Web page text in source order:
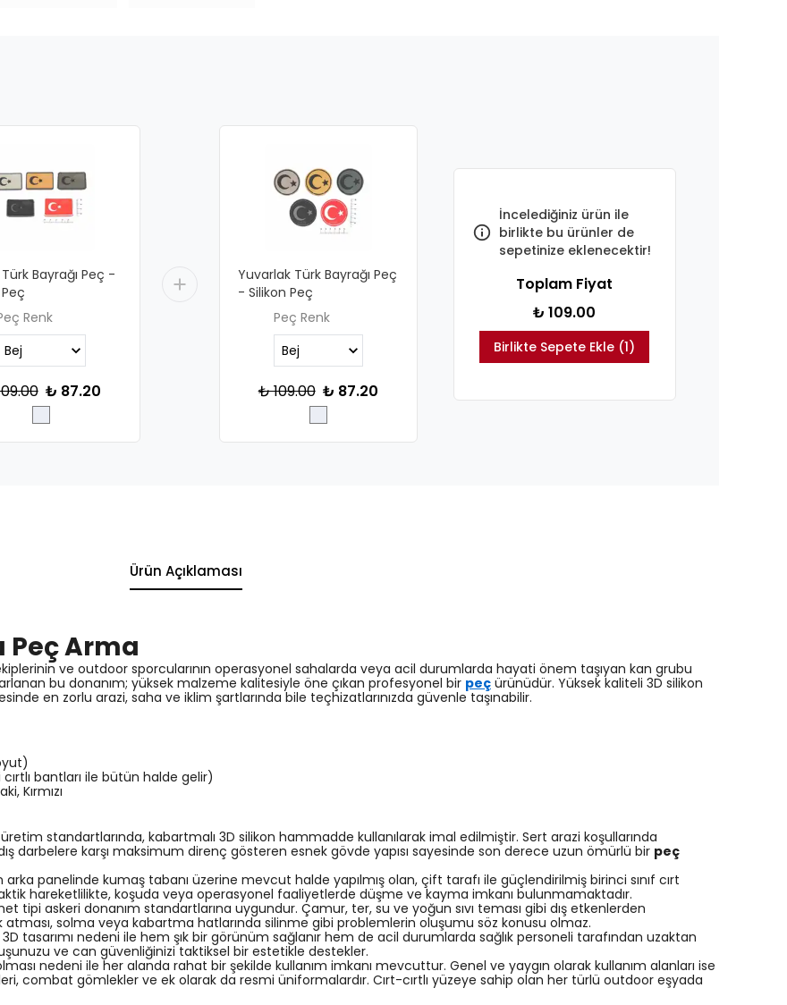
Bayrağı Peç -
Renk
₺ 87.20
Yuvarlak Türk Bayrağı Peç
- Silikon Peç
Peç Renk
₺ 109.00 ₺ 87.20
İncelediğiniz ürün ile
birlikte bu ürünler de
sepetinize eklenecektir!
Toplam Fiyat
₺ 109.00
Birlikte Sepete Ekle (1)
Ürün Açıklaması
Peç Arma
ve outdoor sporcularının operasyonel sahalarda veya acil durumlarda hayati önem taşıyan kan grubu
bu donanım; yüksek malzeme kalitesiyle öne çıkan profesyonel bir peç ürünüdür. Yüksek kaliteli 3D silikon
en zorlu arazi, saha ve iklim şartlarında bile teçhizatlarınızda güvenle taşınabilir.
cırtlı bantları ile bütün halde gelir)
Kırmızı
standartlarında, kabartmalı 3D silikon hammadde kullanılarak imal edilmiştir. Sert arazi koşullarında
darbelere karşı maksimum direnç gösteren esnek gövde yapısı sayesinde son derece uzun ömürlü bir peç
arka panelinde kumaş tabanı üzerine mevcut halde yapılmış olan, çift tarafı ile güçlendirilmiş birinci sınıf cırt
hareketlilikte, koşuda veya operasyonel faaliyetlerde düşme ve kayma imkanı bulunmamaktadır.
tipi askeri donanım standartlarına uygundur. Çamur, ter, su ve yoğun sıvı teması gibi dış etkenlerden
atması, solma veya kabartma hatlarında silinme gibi problemlerin oluşumu söz konusu olmaz.
tasarımı nedeni ile hem şık bir görünüm sağlanır hem de acil durumlarda sağlık personeli tarafından uzaktan
ve can güvenliğinizi taktiksel bir estetikle destekler.
olması nedeni ile her alanda rahat bir şekilde kullanım imkanı mevcuttur. Genel ve yaygın olarak kullanım alanları ise
combat gömlekler ve ek olarak da resmi üniformalardır. Cırt-cırtlı yüzeye sahip olan her türlü outdoor eşyada